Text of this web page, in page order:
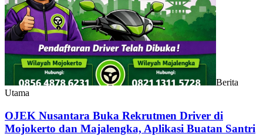
Berita
Utama
OJEK Nusantara Buka Rekrutmen Driver di
Mojokerto dan Majalengka, Aplikasi Buatan Santri